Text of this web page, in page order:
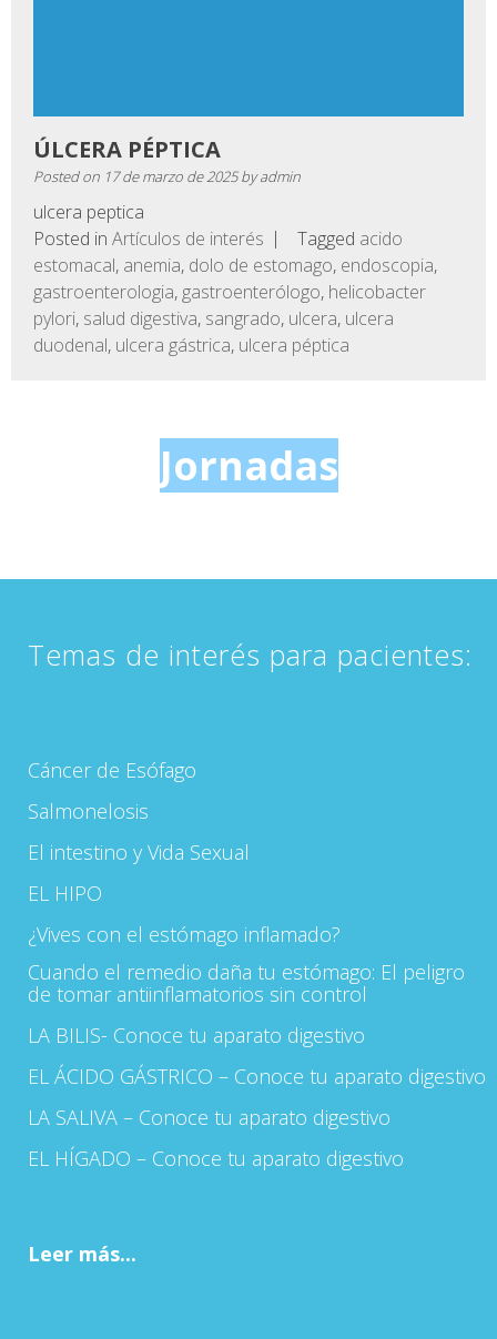
ÚLCERA PÉPTICA
Posted on 17 de marzo de 2025byadmin
ulcera peptica
Posted in Artículos de interés Tagged acido
estomacal, anemia, dolo de estomago, endoscopia,
gastroenterologia, gastroenterólogo, helicobacter
pylori, salud digestiva, sangrado, ulcera, ulcera
duodenal, ulcera gástrica, ulcera péptica
Jornadas
Temas de interés para pacientes:
Cáncer de Esófago
Salmonelosis
El intestino y Vida Sexual
EL HIPO
¿Vives con el estómago inflamado?
Cuando el remedio daña tu estómago: El peligro
de tomar antiinflamatorios sin control
LA BILIS- Conoce tu aparato digestivo
EL ÁCIDO GÁSTRICO – Conoce tu aparato digestivo
LA SALIVA – Conoce tu aparato digestivo
EL HÍGADO – Conoce tu aparato digestivo
Leer más...